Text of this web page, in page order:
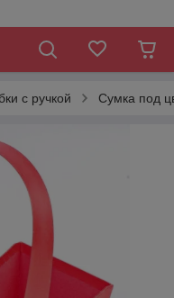
с ручкой Сумка под